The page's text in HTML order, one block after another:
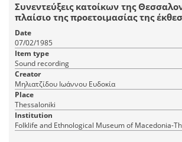
Συνεντεύξεις κατοίκων της
πλαίσιο της προετοιμασίας της
Θ "Αστικό Σπίτι Θεσσαλονίκης, 1880-
Date
07/02/1985
Item type
Sound recording
Creator
Μηλιατζίδου Ιωάννου Ευδοκία
Place
Thessaloniki
Institution
Fοlklife and Ethnological Museum of Macedonia-